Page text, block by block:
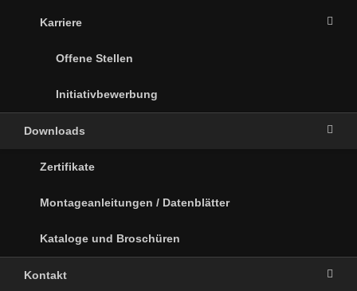
Karriere
Offene Stellen
Initiativbewerbung
Downloads
Zertifikate
Montageanleitungen / Datenblätter
Kataloge und Broschüren
Kontakt